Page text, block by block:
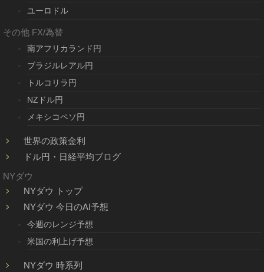
ユーロドル
その他 FX/為替
南アフリカランド円
ブラジルレアル円
トルコリラ円
NZドル円
メキシコペソ円
世界の政策金利
ドル円・日経平均ブログ
NYダウ
NYダウ トップ
NYダウ 今日のAI予想
今週のレンジ予想
米国の利上げ予想
NYダウ 時系列